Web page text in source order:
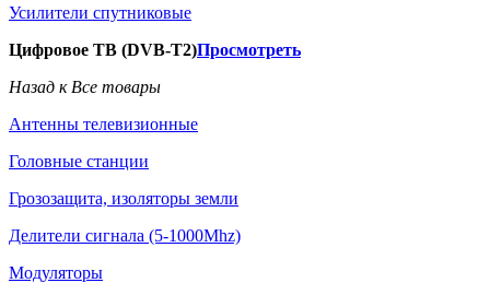
Усилители спутниковые
Цифровое ТВ (DVB-T2)Просмотреть
Назад к Все товары
Антенны телевизионные
Головные станции
Грозозащита, изоляторы земли
Делители сигнала (5-1000Mhz)
Модуляторы